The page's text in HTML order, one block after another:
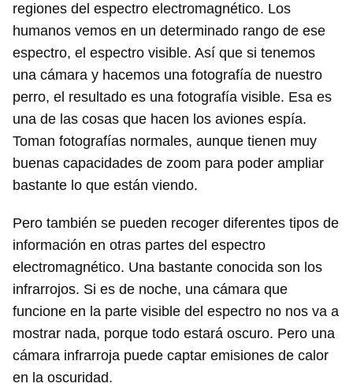
regiones del espectro electromagnético. Los
humanos vemos en un determinado rango de ese
espectro, el espectro visible. Así que si tenemos
una cámara y hacemos una fotografía de nuestro
perro, el resultado es una fotografía visible. Esa es
una de las cosas que hacen los aviones espía.
Toman fotografías normales, aunque tienen muy
buenas capacidades de zoom para poder ampliar
bastante lo que están viendo.
Pero también se pueden recoger diferentes tipos de
información en otras partes del espectro
electromagnético. Una bastante conocida son los
infrarrojos. Si es de noche, una cámara que
funcione en la parte visible del espectro no nos va a
mostrar nada, porque todo estará oscuro. Pero una
cámara infrarroja puede captar emisiones de calor
en la oscuridad.